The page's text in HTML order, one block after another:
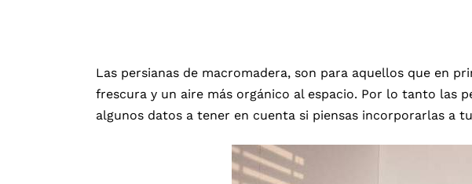
Las persianas de macromadera, son para aquellos que en
frescura y un aire más orgánico al espacio. Por lo tanto las
algunos datos a tener en cuenta si piensas incorporarlas a